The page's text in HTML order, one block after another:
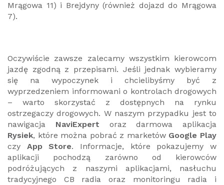
Mrągowa 11) i Brejdyny (również dojazd do Mrągowa
7).
Oczywiście zawsze zalecamy wszystkim kierowcom
jazdę zgodną z przepisami. Jeśli jednak wybieramy
się na wypoczynek i chcielibyśmy być z
wyprzedzeniem informowani o kontrolach drogowych
– warto skorzystać z dostępnych na rynku
ostrzegaczy drogowych. W naszym przypadku jest to
nawigacja NaviExpert oraz darmowa aplikacja
Rysiek, które można pobrać z marketów Google Play
czy App Store. Informacje, które pokazujemy w
aplikacji pochodzą zarówno od kierowców
podróżujących z naszymi aplikacjami, nasłuchu
tradycyjnego CB radia oraz monitoringu radia i